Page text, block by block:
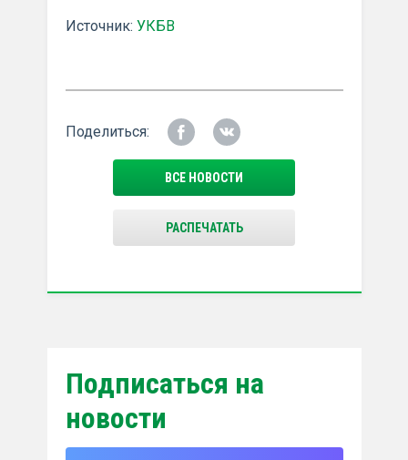
Источник: УКБВ
Поделиться:
ВСЕ НОВОСТИ
РАСПЕЧАТАТЬ
Подписаться на
новости